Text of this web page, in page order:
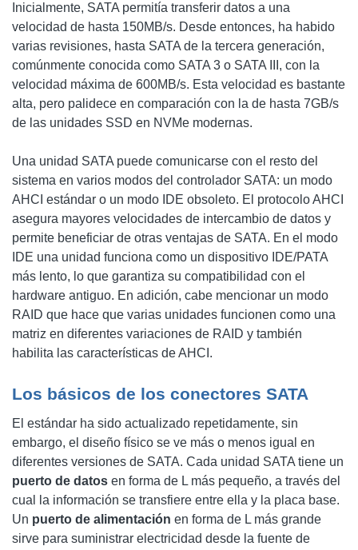
Inicialmente, SATA permitía transferir datos a una
velocidad de hasta 150MB/s. Desde entonces, ha habido
varias revisiones, hasta SATA de la tercera generación,
comúnmente conocida como SATA 3 o SATA III, con la
velocidad máxima de 600MB/s. Esta velocidad es bastante
alta, pero palidece en comparación con la de hasta 7GB/s
de las unidades SSD en NVMe modernas.
Una unidad SATA puede comunicarse con el resto del
sistema en varios modos del controlador SATA: un modo
AHCI estándar o un modo IDE obsoleto. El protocolo AHCI
asegura mayores velocidades de intercambio de datos y
permite beneficiar de otras ventajas de SATA. En el modo
IDE una unidad funciona como un dispositivo IDE/PATA
más lento, lo que garantiza su compatibilidad con el
hardware antiguo. En adición, cabe mencionar un modo
RAID que hace que varias unidades funcionen como una
matriz en diferentes variaciones de RAID y también
habilita las características de AHCI.
Los básicos de los conectores SATA
El estándar ha sido actualizado repetidamente, sin
embargo, el diseño físico se ve más o menos igual en
diferentes versiones de SATA. Cada unidad SATA tiene un
puerto de datos en forma de L más pequeño, a través del
cual la información se transfiere entre ella y la placa base.
Un puerto de alimentación en forma de L más grande
sirve para suministrar electricidad desde la fuente de